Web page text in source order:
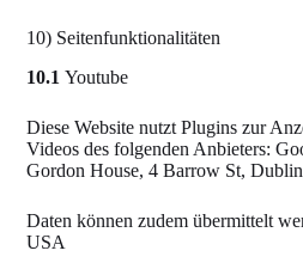
10) Seitenfunktionalitäten
10.1 Youtube
Diese Website nutzt Plugins zur
Videos des folgenden Anbieters:
Gordon House, 4 Barrow St,
Daten können zudem übermittelt
USA